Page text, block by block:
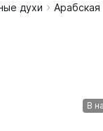
духи
В